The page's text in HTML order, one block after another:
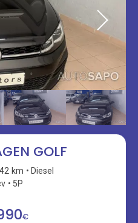
GOLF
km
Diesel
5P
€